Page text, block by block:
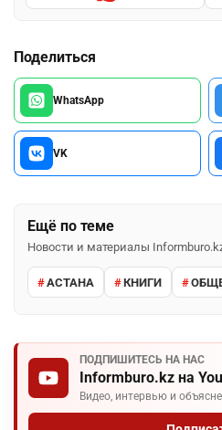
Поделиться
WhatsApp
VK
Ещё по теме
Новости и материалы
АСТАНА КНИГИ
ПОДПИШИТЕСЬ НА НАС
Informburo.kz на
Видео, интервью и